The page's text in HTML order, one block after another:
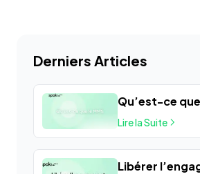
Derniers Articles
Qu’est-ce
Lire la Suite
Libérer